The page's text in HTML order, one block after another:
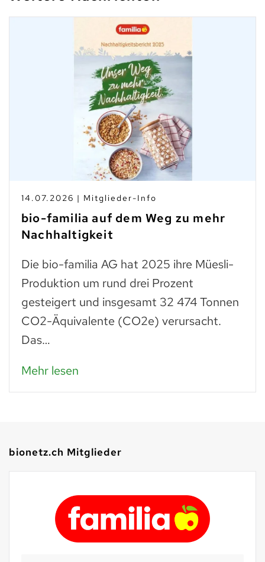
14.07.2026 | Mitglieder-Info
bio-familia auf dem Weg zu mehr
Nachhaltigkeit
Die bio-familia AG hat 2025 ihre Müesli-
Produktion um rund drei Prozent
gesteigert und insgesamt 32 474 Tonnen
CO2-Äquivalente (CO2e) verursacht.
Das…
Mehr lesen
bionetz.ch Mitglieder